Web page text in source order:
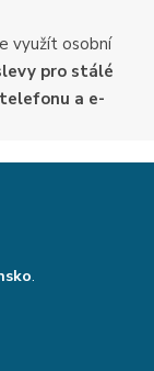
využít osobní
pro stálé
a e-
.